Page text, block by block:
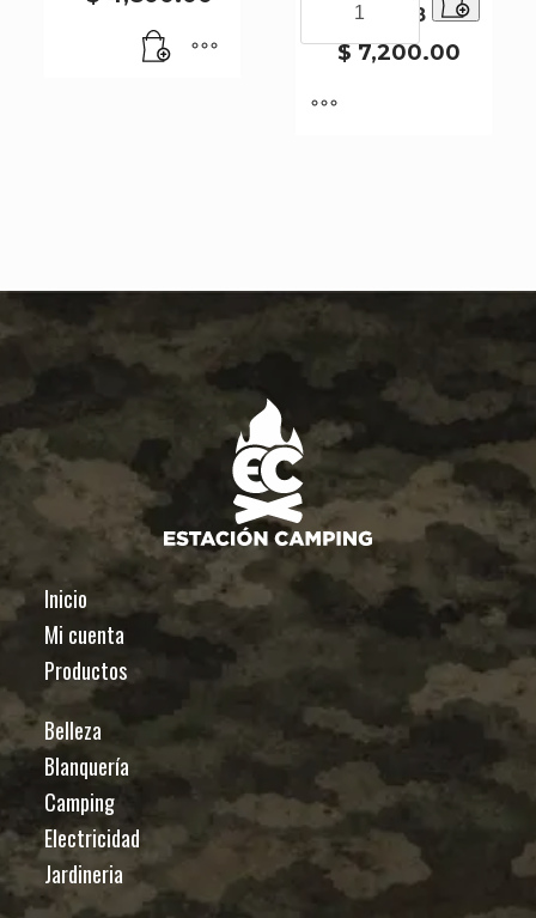
SP64848
$7,200.00
SUDADERA
RED
cantidad
Inicio
Mi cuenta
Productos
Belleza
Blanquería
Camping
Electricidad
Jardineria